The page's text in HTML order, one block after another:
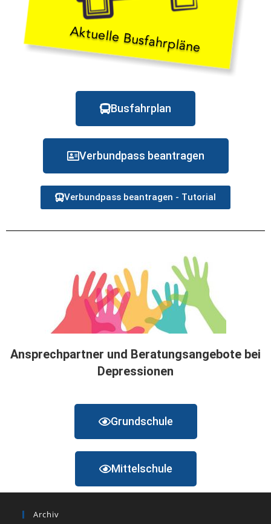
Busfahrplan
Verbundpass beantragen
Verbundpass beantragen - Tutorial
Ansprechpartner und Beratungsangebote bei
Depressionen
Grundschule
Mittelschule
Archiv